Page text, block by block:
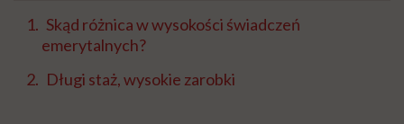
Skąd różnica w wysokości świadczeń
emerytalnych?
Długi staż, wysokie zarobki